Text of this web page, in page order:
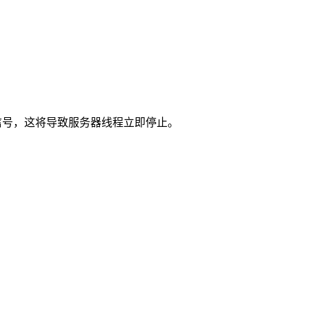
这将导致服务器线程立即停止。